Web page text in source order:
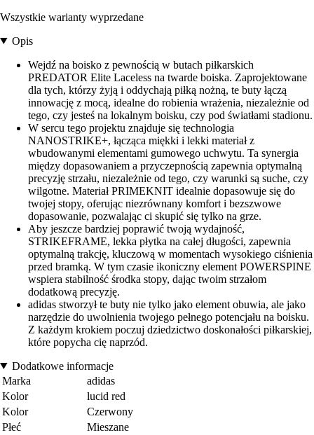
Wszystkie warianty wyprzedane
Opis
Wejdź na boisko z pewnością w butach piłkarskich
PREDATOR Elite Laceless na twarde boiska. Zaprojektowane
dla tych, którzy żyją i oddychają piłką nożną, te buty łączą
innowację z mocą, idealne do robienia wrażenia, niezależnie od
tego, czy jesteś na lokalnym boisku, czy pod światłami stadionu.
W sercu tego projektu znajduje się technologia
NANOSTRIKE+, łącząca miękki i lekki materiał z
wbudowanymi elementami gumowego uchwytu. Ta synergia
między dopasowaniem a przyczepnością zapewnia optymalną
precyzję strzału, niezależnie od tego, czy warunki są suche, czy
wilgotne. Materiał PRIMEKNIT idealnie dopasowuje się do
twojej stopy, oferując niezrównany komfort i bezszwowe
dopasowanie, pozwalając ci skupić się tylko na grze.
Aby jeszcze bardziej poprawić twoją wydajność,
STRIKEFRAME, lekka płytka na całej długości, zapewnia
optymalną trakcję, kluczową w momentach wysokiego ciśnienia
przed bramką. W tym czasie ikoniczny element POWERSPINE
wspiera stabilność środka stopy, dając twoim strzałom
dodatkową precyzję.
adidas stworzył te buty nie tylko jako element obuwia, ale jako
narzędzie do uwolnienia twojego pełnego potencjału na boisku.
Z każdym krokiem poczuj dziedzictwo doskonałości piłkarskiej,
które popycha cię naprzód.
Dodatkowe informacje
Marka
adidas
Kolor
lucid red
Kolor
Czerwony
Płeć
Mieszane